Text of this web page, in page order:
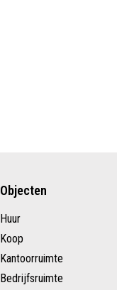
Objecten
Huur
Koop
Kantoorruimte
Bedrijfsruimte